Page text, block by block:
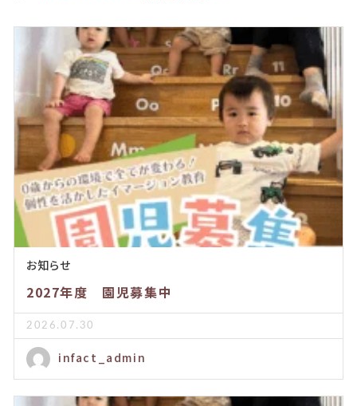
お知らせ
2027年度 園児募集中
2026.07.30
infact_admin